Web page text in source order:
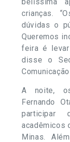
crianças.
dúvidas o
Queremos
feira é
disse o
A noite,
Fernando
participar
acadêmicos
Minas.